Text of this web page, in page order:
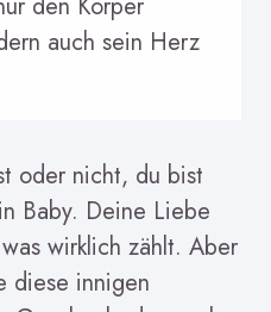
den Körper
auch sein Herz
oder nicht, du bist
Baby. Deine Liebe
wirklich zählt. Aber
diese innigen